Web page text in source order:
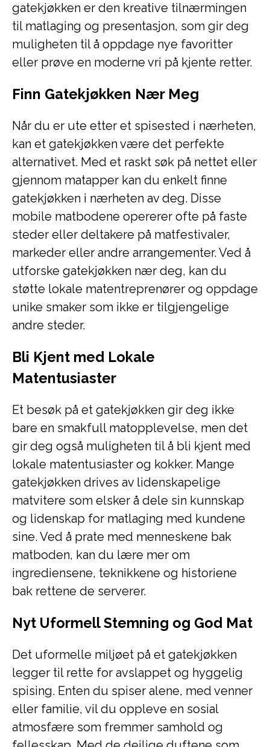
gatekjøkken er den kreative tilnærmingen
til matlaging og presentasjon, som gir deg
muligheten til å oppdage nye favoritter
eller prøve en moderne vri på kjente retter.
Finn Gatekjøkken Nær Meg
Når du er ute etter et spisested i nærheten,
kan et gatekjøkken være det perfekte
alternativet. Med et raskt søk på nettet eller
gjennom matapper kan du enkelt finne
gatekjøkken i nærheten av deg. Disse
mobile matbodene opererer ofte på faste
steder eller deltakere på matfestivaler,
markeder eller andre arrangementer. Ved å
utforske gatekjøkken nær deg, kan du
støtte lokale matentreprenører og oppdage
unike smaker som ikke er tilgjengelige
andre steder.
Bli Kjent med Lokale
Matentusiaster
Et besøk på et gatekjøkken gir deg ikke
bare en smakfull matopplevelse, men det
gir deg også muligheten til å bli kjent med
lokale matentusiaster og kokker. Mange
gatekjøkken drives av lidenskapelige
matvitere som elsker å dele sin kunnskap
og lidenskap for matlaging med kundene
sine. Ved å prate med menneskene bak
matboden, kan du lære mer om
ingrediensene, teknikkene og historiene
bak rettene de serverer.
Nyt Uformell Stemning og God Mat
Det uformelle miljøet på et gatekjøkken
legger til rette for avslappet og hyggelig
spising. Enten du spiser alene, med venner
eller familie, vil du oppleve en sosial
atmosfære som fremmer samhold og